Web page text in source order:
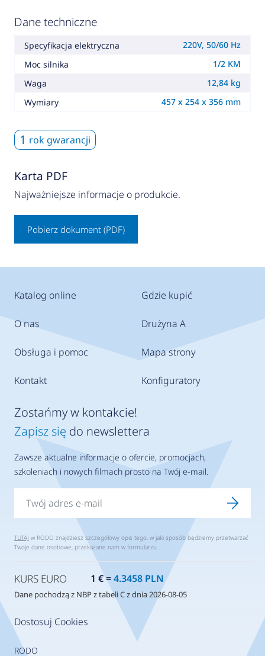
Dane techniczne
Specyfikacja elektryczna
220V, 50/60 Hz
Moc silnika
1/2 KM
Waga
12,84 kg
Wymiary
457 x 254 x 356 mm
1 rok gwarancji
Karta PDF
Najważniejsze informacje o produkcie.
Pobierz dokument (PDF)
Katalog online
O nas
Obsługa i pomoc
Kontakt
Gdzie kupić
Drużyna A
Mapa strony
Konfiguratory
Dostosuj Cookies
RODO
Zostańmy w kontakcie!
Zapisz się do newslettera
Zawsze aktualne informacje o ofercie, promocjach,
szkoleniach i nowych filmach prosto na Twój e-mail.
TUTAJ w RODO znajdziesz szczegółowy opis tego, w jaki sposób będziemy przetwarzać
Twoje dane osobowe, przekazane nam w formularzu.
KURS EURO 1 € =4.3458 PLN
Dane pochodzą z NBP z tabeli C z dnia 2026-08-05